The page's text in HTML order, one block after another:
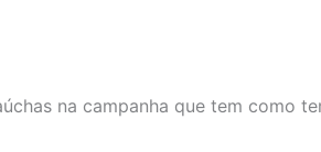
na campanha que tem como